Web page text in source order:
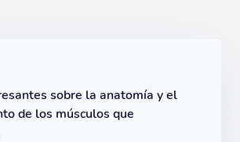
sobre la anatomía y el
de los músculos que